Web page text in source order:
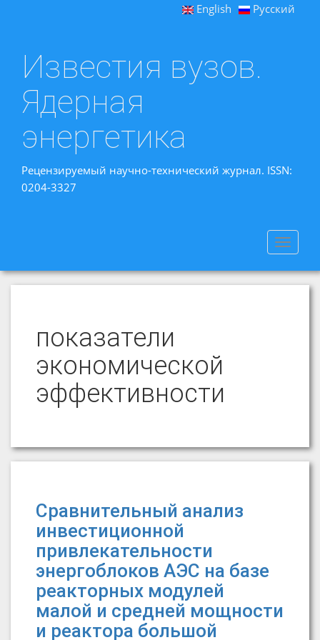
English Русский
Известия вузов.
Ядерная
энергетика
Рецензируемый научно-технический журнал. ISSN:
0204-3327
Toggle
показатели
экономической
эффективности
Сравнительный анализ
инвестиционной
привлекательности
энергоблоков АЭС на базе
реакторных модулей
малой и средней мощности
и реактора большой